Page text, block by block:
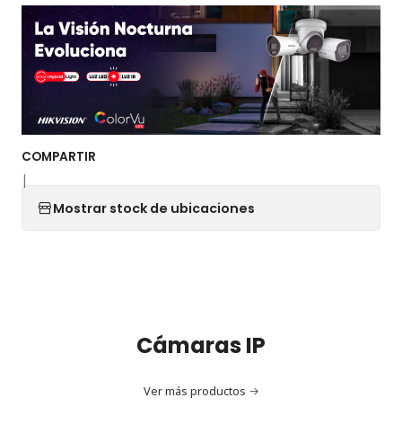
COMPARTIR
|
Mostrar stock de ubicaciones
Cámaras IP
Ver más productos